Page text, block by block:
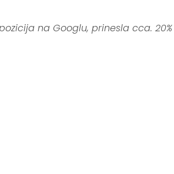
na Googlu, prinesla cca. 20%